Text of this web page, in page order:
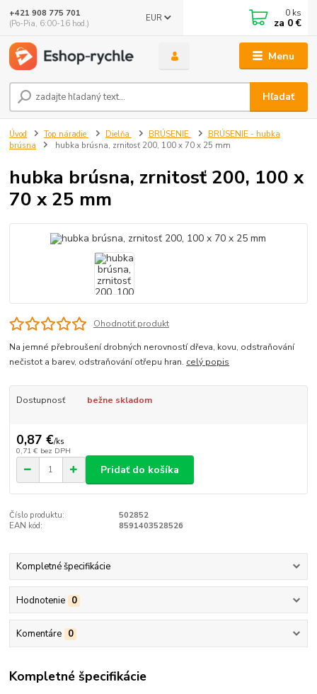
Menu
EUR
Hľadať
+421 908 775 701
(Po-Pia, 6:00-16 hod.)
0 ks
za 0 €
Úvod Top náradie Dielňa BRÚSENIE
BRÚSENIE - hubka
brúsna
hubka brúsna, zrnitosť 200, 100 x 70 x 25 mm
hubka brúsna, zrnitosť 200, 100 x
70 x 25 mm
Ohodnotiť produkt
Na jemné přebroušení drobných nerovností dřeva, kovu, odstraňování
nečistot a barev, odstraňování otřepu hran. celý popis
Dostupnosť bežne skladom
0,87 €/ks
0,71 € bez DPH
Pridať do košíka
Číslo produktu:
502852
EAN kód:
8591403528526
Kompletné špecifikácie
Hodnotenie 0
Komentáre 0
Kompletné špecifikácie